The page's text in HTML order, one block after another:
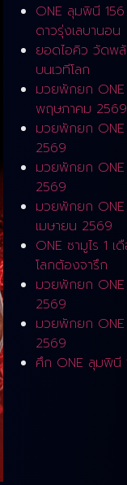
ONE ลุมพินี
ดาวรุ่งเลบานอน
ยอดไอคิว วัดพ
บนเวทีโลก
มวยพักยก
พฤษภาคม 2569
มวยพักยก ONE
2569
มวยพักยก ONE
2569
มวยพักยก ONE
เมษายน 2569
ONE ซามูไร 1
โลกต้องจารึก
มวยพักยก
2569
มวยพักยก
2569
ศึก ONE ลุมพินี